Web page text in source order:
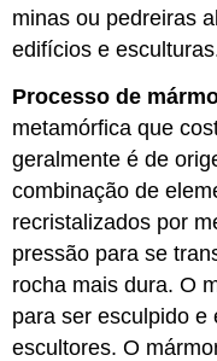
minas ou pedreiras
edifícios e
Processo de
metamórfica que
geralmente é de
combinação de
recristalizados por
pressão para se
rocha mais dura. O
para ser esculpido e
escultores. O